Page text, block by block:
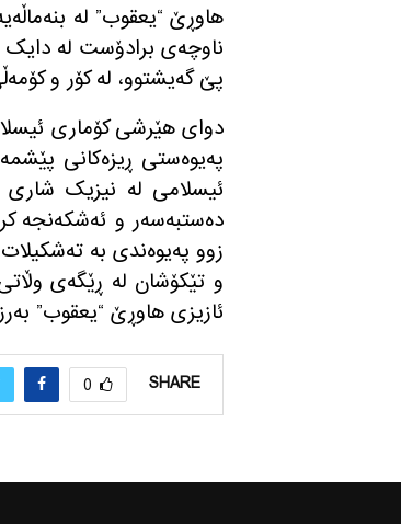
ھاوڕێ“یعقوب” لە
ناوچەی برادۆست لە دایک
پێ گەیشتوو، لە کۆر و
دوای ھێرشی کۆماری ئیسلامی بۆ
په‌یوه‌ستی ڕیزه‌كانی
ئیسلامی لە نیزیک شاری
ده‌ستبه‌سه‌ر و ئه‌شكه‌نجه
زوو پەیوەندی به‌ ته‌شكیلات
و تێكۆشان له‌ ڕێگه‌ی
ئازیزی ھاوڕێ “یعقوب”
SHARE
0